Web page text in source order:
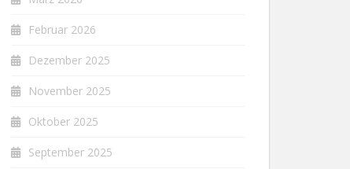
Februar 2026
Dezember 2025
November 2025
Oktober 2025
September 2025